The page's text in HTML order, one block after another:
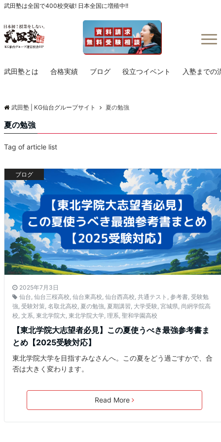
武田塾は全国で400校突破! 日本全国に増殖中!!
武田塾とは 合格実績 ブログ 役立つイベント 入塾までの
武田塾 | KG仙台グループサイト 夏の勉強
夏の勉強
Tag of article list
ブログ
2025年7月3日
仙台, 仙台三桜高校, 仙台東高校, 仙台西高校, 共通テスト , 参考書, 受験勉
強, 受験対策, 名取北高校, 夏の勉強, 夏期講習, 大学受験, 宮城県, 尚絅学院高
校, 文系, 東北学院大, 東北学院大学, 理系, 聖和学園高校
【東北学院大志望者必見】この夏使うべき最強参考書ま
とめ【2025受験対応】
東北学院大学を目指すみなさんへ。この夏をどう過ごすかで、合
否は大きく変わります。
Read More